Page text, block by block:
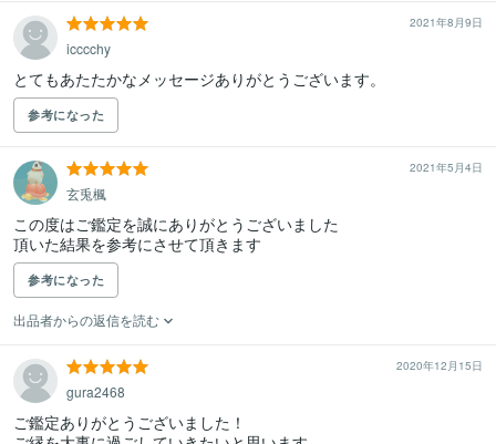
2021年8月9日
icccchy
とてもあたたかなメッセージありがとうございます。
参考になった
2021年5月4日
玄兎楓
この度はご鑑定を誠にありがとうございました
頂いた結果を参考にさせて頂きます
参考になった
出品者からの返信を読む
2020年12月15日
gura2468
ご鑑定ありがとうございました！